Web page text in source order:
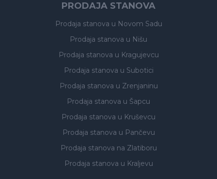
PRODAJA STANOVA
Prodaja stanova u Novom Sadu
Prodaja stanova u Nišu
Prodaja stanova u Kragujevcu
Prodaja stanova u Subotici
Prodaja stanova u Zrenjaninu
Prodaja stanova u Šapcu
Prodaja stanova u Kruševcu
Prodaja stanova u Pančevu
Prodaja stanova na Zlatiboru
Prodaja stanova u Kraljevu